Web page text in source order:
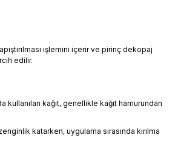
işlemini içerir ve pirinç dekopaj
edilir.
kullanılan kağıt, genellikle kağıt hamurundan
katarken, uygulama sırasında kırılma